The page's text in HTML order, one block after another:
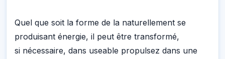
Quel que soit la forme de la naturellement se
produisant énergie, il peut être transformé,
si nécessaire, dans useable propulsez dans une